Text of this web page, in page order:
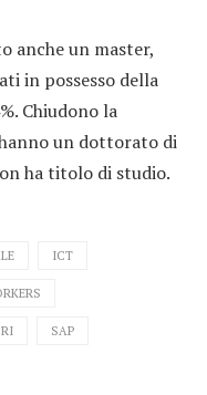
anche un master,
in possesso della
Chiudono la
un dottorato di
ha titolo di studio.
ICT
SAP